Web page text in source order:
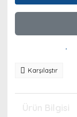
Karşılaştır